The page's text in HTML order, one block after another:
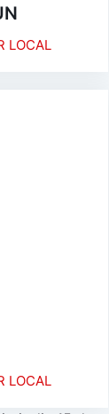
LOCAL
LOCAL